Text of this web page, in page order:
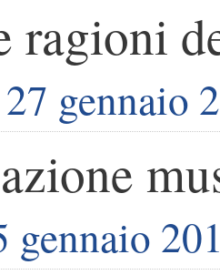
ragioni
gennaio
gennaio